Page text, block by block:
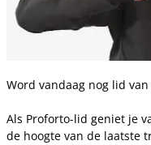
Word vandaag nog lid
Als Proforto-lid geniet je
de hoogte van de laatste